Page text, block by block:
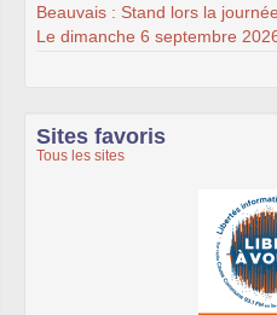
Beauvais : Stand lors la
Le dimanche 6 septembre
Sites favoris
Tous les sites